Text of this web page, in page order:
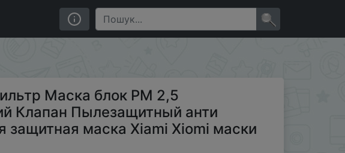
Пылезащитный анти дымка Удобная защитная маска Xiami Xiomi
Маска блок PM 2,5
Клапан Пылезащитный анти
защитная маска Xiami Xiomi маски